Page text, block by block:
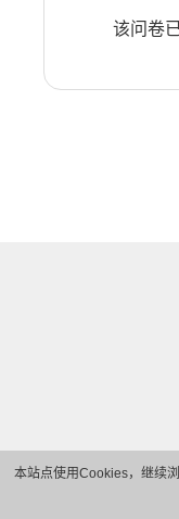
本站点使用Cookies，继续
该问卷